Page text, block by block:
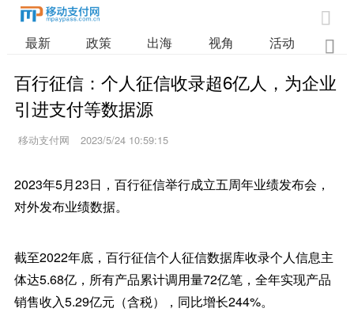

最新 政策 出海 视角 活动 业

百行征信：个人征信收录超6亿人，为企业
引进支付等数据源
移动支付网 2023/5/24 10:59:15
2023年5月23日，百行征信举行成立五周年业绩发布会，
对外发布业绩数据。
截至2022年底，百行征信个人征信数据库收录个人信息主
体达5.68亿，所有产品累计调用量72亿笔，全年实现产品
销售收入5.29亿元（含税），同比增长244%。